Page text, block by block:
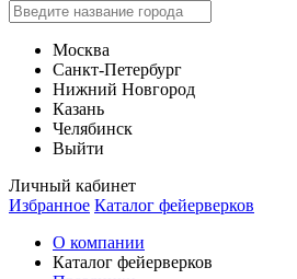
Москва
Санкт-Петербург
Нижний Новгород
Казань
Челябинск
Выйти
Личный кабинет
Избранное Каталог фейерверков
О компании
Каталог фейерверков